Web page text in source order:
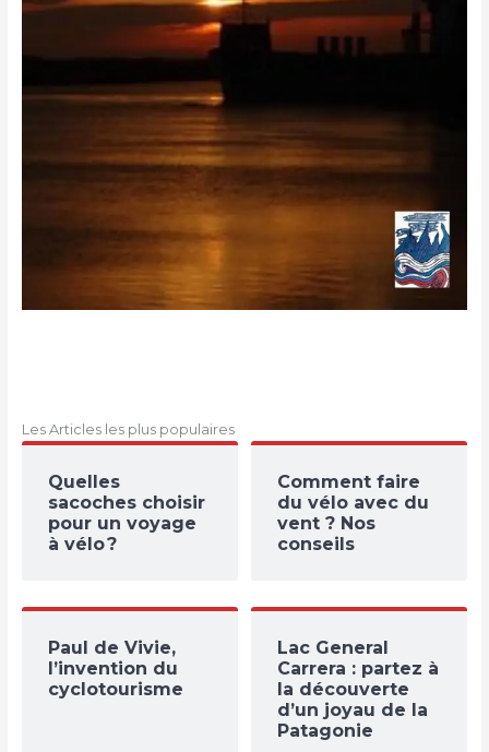
Les Articles les plus populaires
Quelles
sacoches choisir
pour un voyage
à vélo ?
Comment faire
du vélo avec du
vent ? Nos
conseils
Paul de Vivie,
l’invention du
cyclotourisme
Lac General
Carrera : partez à
la découverte
d’un joyau de la
Patagonie